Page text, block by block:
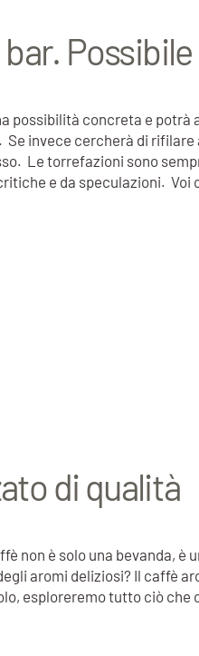
bar.
possibilità concreta e
invece cercherà di
Le torrefazioni sono
e da speculazioni. Voi
di qualità
non è solo una bevanda,
aromi deliziosi? Il caffè
esploreremo tutto ciò